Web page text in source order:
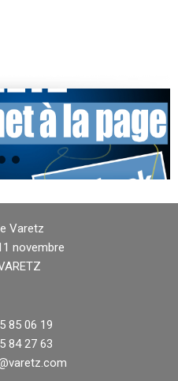
Varetz
novembre
85 06 19
84 27 63